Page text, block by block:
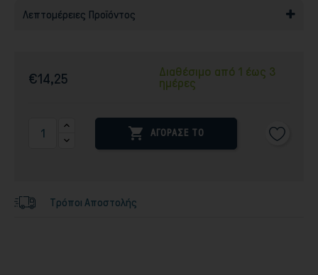
Λεπτομέρειες Προϊόντος
€14,25
Διαθέσιμο από 1 έως 3
ημέρες
 ΑΓΟΡΑΣΕ ΤΟ
Τρόποι Αποστολής